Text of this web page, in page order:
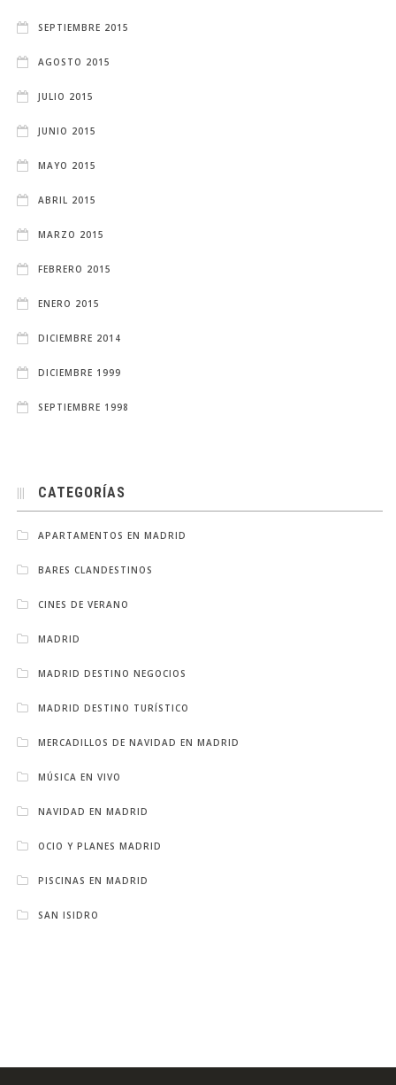
SEPTIEMBRE 2015
AGOSTO 2015
JULIO 2015
JUNIO 2015
MAYO 2015
ABRIL 2015
MARZO 2015
FEBRERO 2015
ENERO 2015
DICIEMBRE 2014
DICIEMBRE 1999
SEPTIEMBRE 1998
CATEGORÍAS
APARTAMENTOS EN MADRID
BARES CLANDESTINOS
CINES DE VERANO
MADRID
MADRID DESTINO NEGOCIOS
MADRID DESTINO TURÍSTICO
MERCADILLOS DE NAVIDAD EN MADRID
MÚSICA EN VIVO
NAVIDAD EN MADRID
OCIO Y PLANES MADRID
PISCINAS EN MADRID
SAN ISIDRO